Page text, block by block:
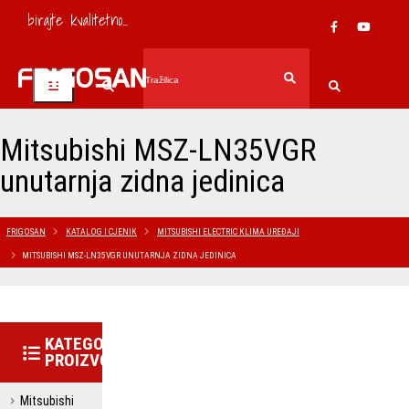
birajte kvalitetno...
Mitsubishi MSZ-LN35VGR
unutarnja zidna jedinica
FRIGOSAN KATALOG I CJENIK MITSUBISHI ELECTRIC KLIMA UREĐAJI
MITSUBISHI MSZ-LN35VGR UNUTARNJA ZIDNA JEDINICA
KATEGORIJE
PROIZVODA
Mitsubishi